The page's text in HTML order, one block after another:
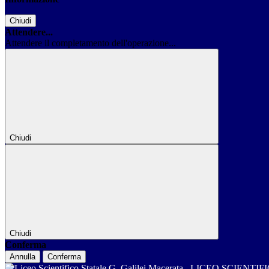
Chiudi
Attendere...
Attendere il completamento dell'operazione...
Chiudi
Chiudi
Conferma
Annulla Conferma